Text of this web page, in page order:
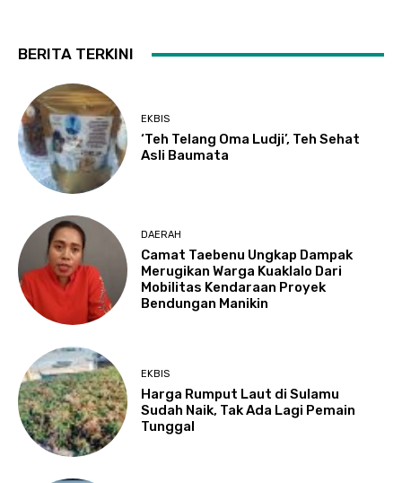
BERITA TERKINI
EKBIS
‘Teh Telang Oma Ludji’, Teh Sehat
Asli Baumata
DAERAH
Camat Taebenu Ungkap Dampak
Merugikan Warga Kuaklalo Dari
Mobilitas Kendaraan Proyek
Bendungan Manikin
EKBIS
Harga Rumput Laut di Sulamu
Sudah Naik, Tak Ada Lagi Pemain
Tunggal